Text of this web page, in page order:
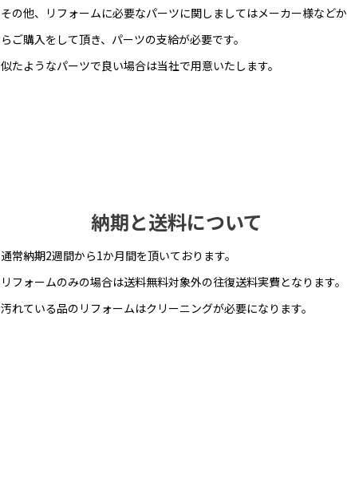
その他、リフォームに必要なパーツに関しましてはメーカー様などか
らご購入をして頂き、パーツの支給が必要です。
似たようなパーツで良い場合は当社で用意いたします。
納期と送料について
通常納期2週間から1か月間を頂いております。
リフォームのみの場合は送料無料対象外の往復送料実費となります。
汚れている品のリフォームはクリーニングが必要になります。